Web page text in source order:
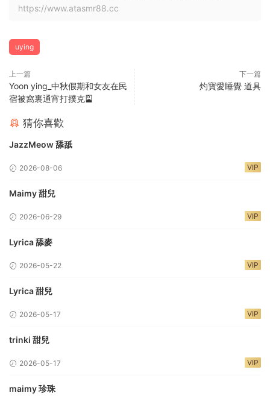
https://www.atasmr88.cc
uying
上一篇
Yoon ying_中秋假期和女友在民
宿被窩裏通宵打撲克🎴
下一篇
灼寶愛睡覺 道具
猜你喜歡
JazzMeow 舔舐
2026-08-06 VIP
Maimy 甜兒
2026-06-29 VIP
Lyrica 舔麥
2026-05-22 VIP
Lyrica 甜兒
2026-05-17 VIP
trinki 甜兒
2026-05-17 VIP
maimy 珍珠